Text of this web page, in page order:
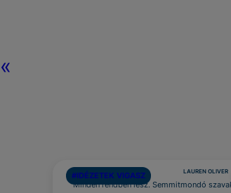
«
#IDÉZETEK VIGASZ LAUREN OLIVER
Minden rendben lesz. Semmitmondó